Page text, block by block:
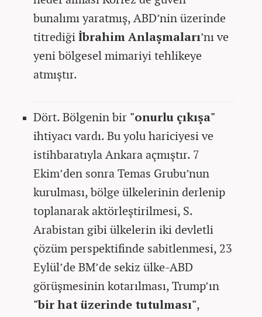
bunalımı yaratmış, ABD’nin üzerinde
titrediğiİbrahim Anlaşmaları’nı ve
yeni bölgesel mimariyi tehlikeye
atmıştır.
Dört. Bölgenin bir "onurlu çıkışa"
ihtiyacı vardı. Bu yolu hariciyesi ve
istihbaratıyla Ankara açmıştır. 7
Ekim’den sonra Temas Grubu’nun
kurulması, bölge ülkelerinin derlenip
toplanarak aktörleştirilmesi, S.
Arabistan gibi ülkelerin iki devletli
çözüm perspektifinde sabitlenmesi, 23
Eylül’de BM’de sekiz ülke-ABD
görüşmesinin kotarılması, Trump’ın
"bir hat üzerinde tutulması",